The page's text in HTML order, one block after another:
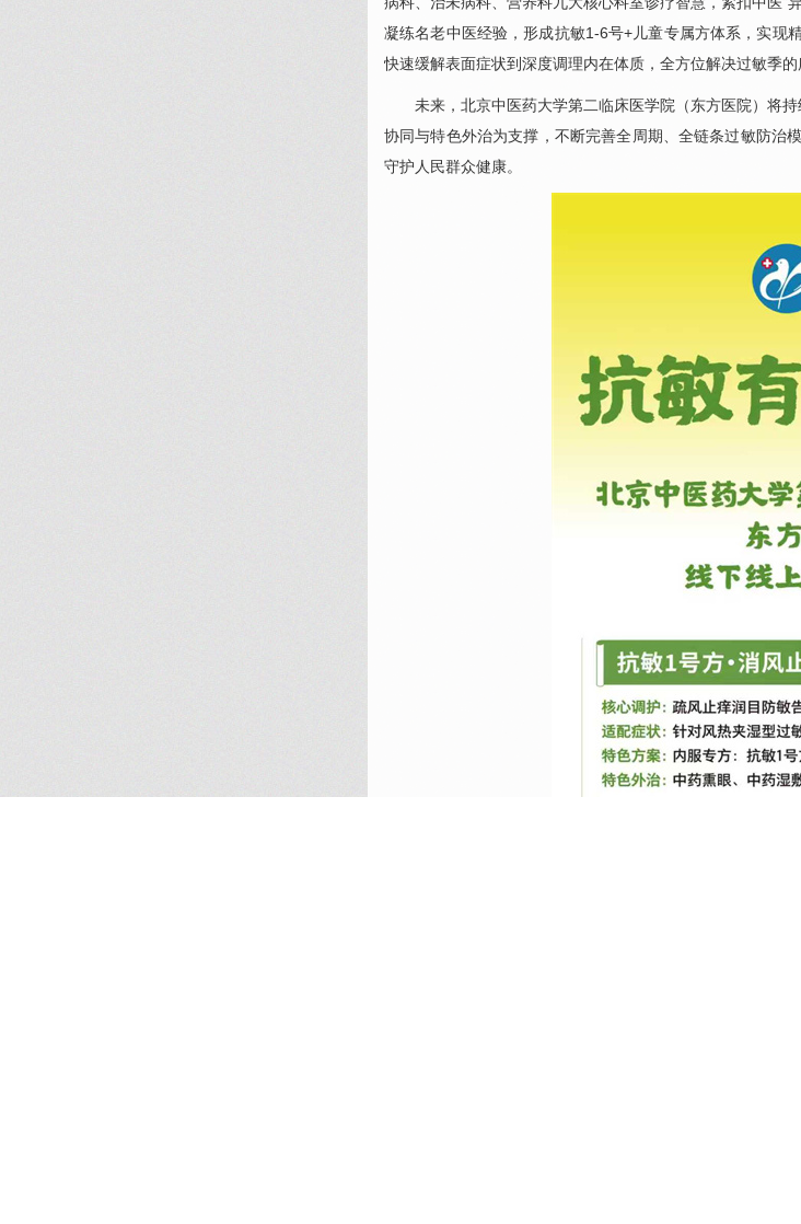
凝练名老中医经验，形成抗敏1-6号+儿童专属方体系，实现
快速缓解表面症状到深度调理内在体质，全方位解决过敏季的
未来，北京中医药大学第二临床医学院（东方医院）将
协同与特色外治为支撑，不断完善全周期、全链条过敏防治
守护人民群众健康。